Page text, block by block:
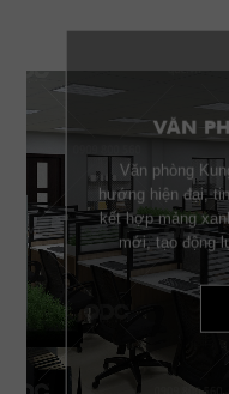
VĂN
Văn phòng
hướng hiện đại,
kết hợp mảng
mới, tạo động